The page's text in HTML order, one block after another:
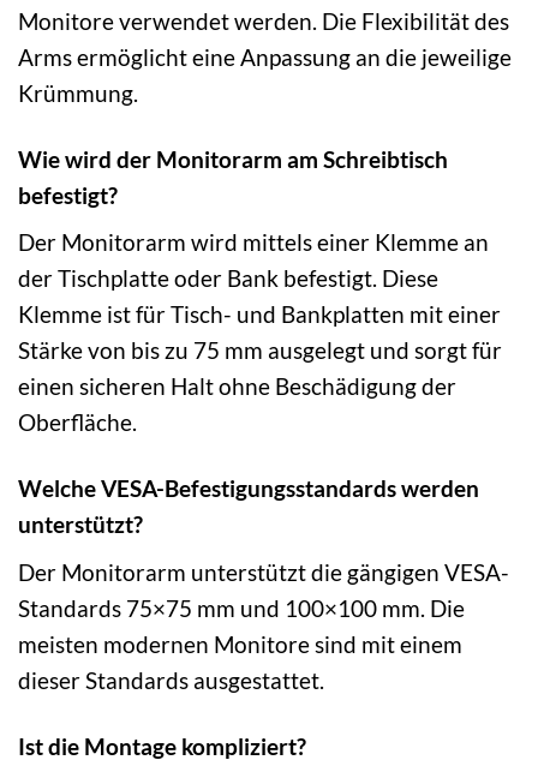
Monitore verwendet werden. Die Flexibilität des
Arms ermöglicht eine Anpassung an die jeweilige
Krümmung.
Wie wird der Monitorarm am Schreibtisch
befestigt?
Der Monitorarm wird mittels einer Klemme an
der Tischplatte oder Bank befestigt. Diese
Klemme ist für Tisch- und Bankplatten mit einer
Stärke von bis zu 75 mm ausgelegt und sorgt für
einen sicheren Halt ohne Beschädigung der
Oberfläche.
Welche VESA-Befestigungsstandards werden
unterstützt?
Der Monitorarm unterstützt die gängigen VESA-
Standards 75×75 mm und 100×100 mm. Die
meisten modernen Monitore sind mit einem
dieser Standards ausgestattet.
Ist die Montage kompliziert?